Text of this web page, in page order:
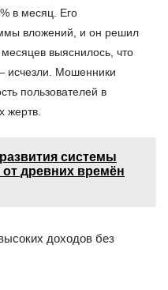
в месяц. Его
вложений, и он решил
выяснилось, что
исчезли. Мошенники
пользователей в
жертв.
системы
древних времён
доходов без